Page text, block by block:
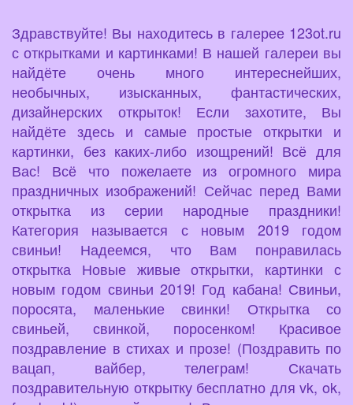
Здравствуйте! Вы находитесь в галерее 123ot.ru
с открытками и картинками! В нашей галереи вы
найдёте очень много интереснейших,
необычных, изысканных, фантастических,
дизайнерских открыток! Если захотите, Вы
найдёте здесь и самые простые открытки и
картинки, без каких-либо изощрений! Всё для
Вас! Всё что пожелаете из огромного мира
праздничных изображений! Сейчас перед Вами
открытка из серии народные праздники!
Категория называется с новым 2019 годом
свиньи! Надеемся, что Вам понравилась
открытка Новые живые открытки, картинки с
новым годом свиньи 2019! Год кабана! Свиньи,
поросята, маленькие свинки! Открытка со
свиньей, свинкой, поросенком! Красивое
поздравление в стихах и прозе! (Поздравить по
вацап, вайбер, телеграм! Скачать
поздравительную открытку бесплатно для vk, ok,